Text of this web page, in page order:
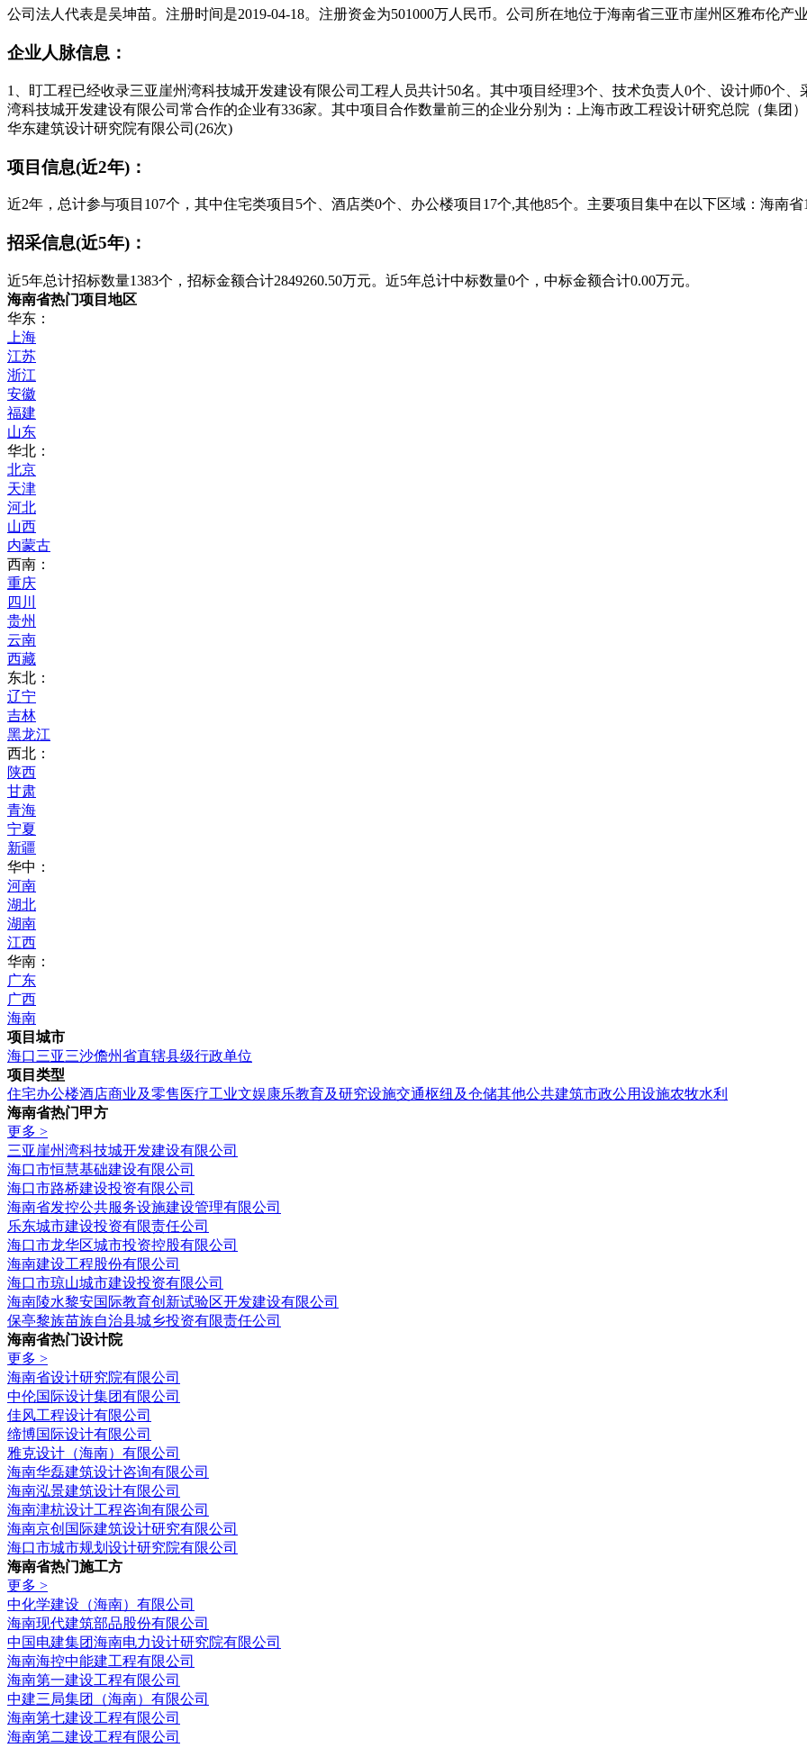
公司法人代表是吴坤苗。注册时间是2019-04-18。注册资金为501000万人民币。公司所在地位于海南省三亚市崖州区雅布伦产
企业人脉信息：
1、盯工程已经收录三亚崖州湾科技城开发建设有限公司工程人员共计50名。其中项目经理3个、技术负责人0个、设计师0个
湾科技城开发建设有限公司常合作的企业有336家。其中项目合作数量前三的企业分别为：上海市政工程设计研究总院（集团
华东建筑设计研究院有限公司(26次)
项目信息(近2年)：
近2年，总计参与项目107个，其中住宅类项目5个、酒店类0个、办公楼项目17个,其他85个。主要项目集中在以下区域：海南省
招采信息(近5年)：
近5年总计招标数量1383个，招标金额合计2849260.50万元。近5年总计中标数量0个，中标金额合计0.00万元。
海南省热门项目地区
华东：
上海
江苏
浙江
安徽
福建
山东
华北：
北京
天津
河北
山西
内蒙古
西南：
重庆
四川
贵州
云南
西藏
东北：
辽宁
吉林
黑龙江
西北：
陕西
甘肃
青海
宁夏
新疆
华中：
河南
湖北
湖南
江西
华南：
广东
广西
海南
项目城市
海口三亚三沙儋州省直辖县级行政单位
项目类型
住宅办公楼酒店商业及零售 医疗工业文娱康乐教育及研究设施交通枢纽及仓储其他公共建筑市政公用设施农牧水利
海南省热门甲方
更多 >
三亚崖州湾科技城开发建设有限公司
海口市恒慧基础建设有限公司
海口市路桥建设投资有限公司
海南省发控公共服务设施建设管理有限公司
乐东城市建设投资有限责任公司
海口市龙华区城市投资控股有限公司
海南建设工程股份有限公司
海口市琼山城市建设投资有限公司
海南陵水黎安国际教育创新试验区开发建设有限公司
保亭黎族苗族自治县城乡投资有限责任公司
海南省热门设计院
更多 >
海南省设计研究院有限公司
中伦国际设计集团有限公司
佳风工程设计有限公司
缔博国际设计有限公司
雅克设计（海南）有限公司
海南华磊建筑设计咨询有限公司
海南泓景建筑设计有限公司
海南津杭设计工程咨询有限公司
海南京创国际建筑设计研究有限公司
海口市城市规划设计研究院有限公司
海南省热门施工方
更多 >
中化学建设（海南）有限公司
海南现代建筑部品股份有限公司
中国电建集团海南电力设计研究院有限公司
海南海控中能建工程有限公司
海南第一建设工程有限公司
中建三局集团（海南）有限公司
海南第七建设工程有限公司
海南第二建设工程有限公司